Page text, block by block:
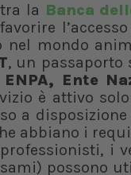
la Banca
mondo
, un
ENPA, Ente
è attivo
a
abbiano i
i
possono